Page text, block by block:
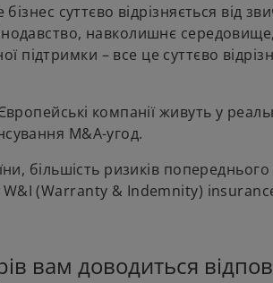
суттєво відрізняється від
навколишнє
– все це суттєво
компанії живуть у
M&A-угод.
більшість ризиків
(Warranty & Indemnity)
вам доводиться